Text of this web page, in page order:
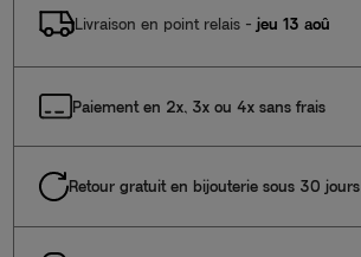
Livraison en point relais- jeu 13 aoû
Paiement en 2x, 3x ou 4x sans frais
Retour gratuit en bijouterie sous 30 jours